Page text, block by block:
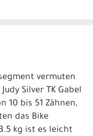
vermuten
Silver TK Gabel
10 bis 51 Zähnen,
das Bike
kg ist es leicht